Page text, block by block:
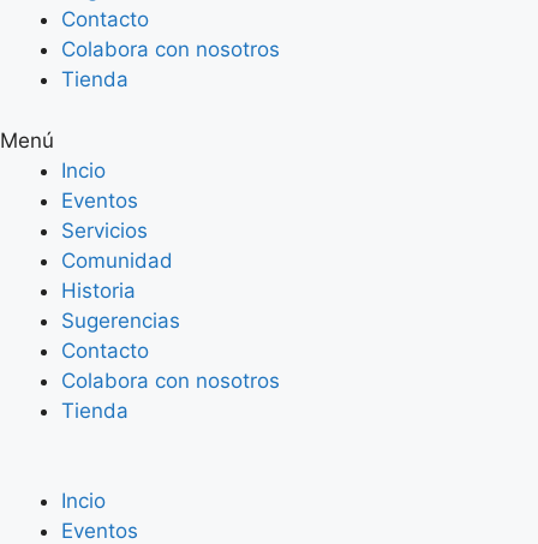
Contacto
Colabora con nosotros
Tienda
Menú
Incio
Eventos
Servicios
Comunidad
Historia
Sugerencias
Contacto
Colabora con nosotros
Tienda
Incio
Eventos